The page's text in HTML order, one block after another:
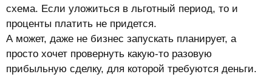
схема. Если уложиться в льготный период, то и
проценты платить не придется.
А может, даже не бизнес запускать планирует, а
просто хочет провернуть какую-то разовую
прибыльную сделку, для которой требуются деньги.